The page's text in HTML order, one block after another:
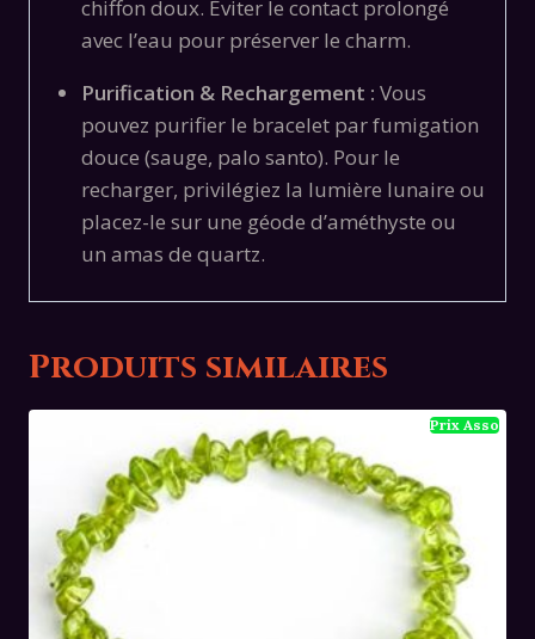
chiffon doux. Éviter le contact prolongé
avec l’eau pour préserver le charm.
Purification & Rechargement : Vous
pouvez purifier le bracelet par fumigation
douce (sauge, palo santo). Pour le
recharger, privilégiez la lumière lunaire ou
placez-le sur une géode d’améthyste ou
un amas de quartz.
Produits similaires